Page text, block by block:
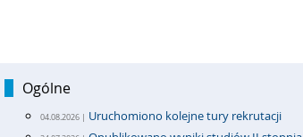
Ogólne
04.08.2026 | Uruchomiono kolejne tury rekrutacji